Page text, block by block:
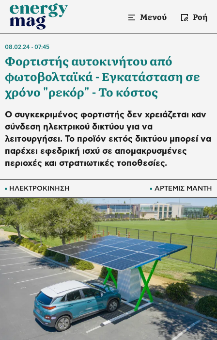
Μενού Ροή
ΗΛΕΚΤΡΟΚΙΝΗΣΗ ΑΡΤΕΜΙΣ ΜΑΝΤΗ
08.02.24 07:45
Φορτιστής αυτοκινήτου από
φωτοβολταϊκά - Εγκατάσταση σε
χρόνο "ρεκόρ" - Το κόστος
Ο συγκεκριμένος φορτιστής δεν χρειάζεται καν
σύνδεση ηλεκτρικού δικτύου για να
λειτουργήσει. Το προϊόν εκτός δικτύου μπορεί να
παρέχει εφεδρική ισχύ σε απομακρυσμένες
περιοχές και στρατιωτικές τοποθεσίες.